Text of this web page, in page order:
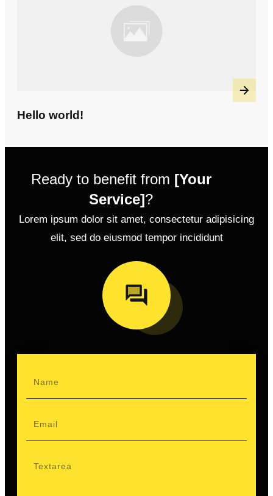
Hello world!
Ready to benefit from [Your
Service]?
Lorem ipsum dolor sit amet, consectetur adipisicing
elit, sed do eiusmod tempor incididunt